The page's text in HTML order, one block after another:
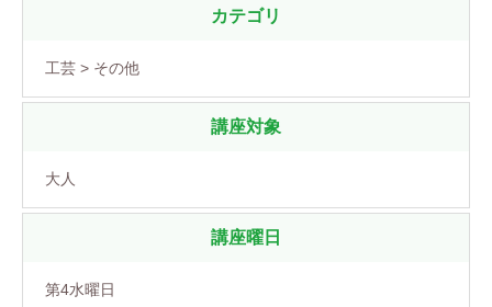
カテゴリ
工芸 > その他
講座対象
大人
講座曜日
第4水曜日